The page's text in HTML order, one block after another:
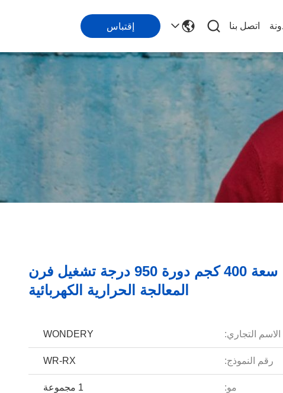
اتصل بنا إقتباس
سعة 400 كجم دورة 950 درجة تشغيل فرن
المعالجة الحرارية الكهربائية
الاسم التجاري: WONDERY
رقم النموذج: WR-RX
مو: 1 مجموعة